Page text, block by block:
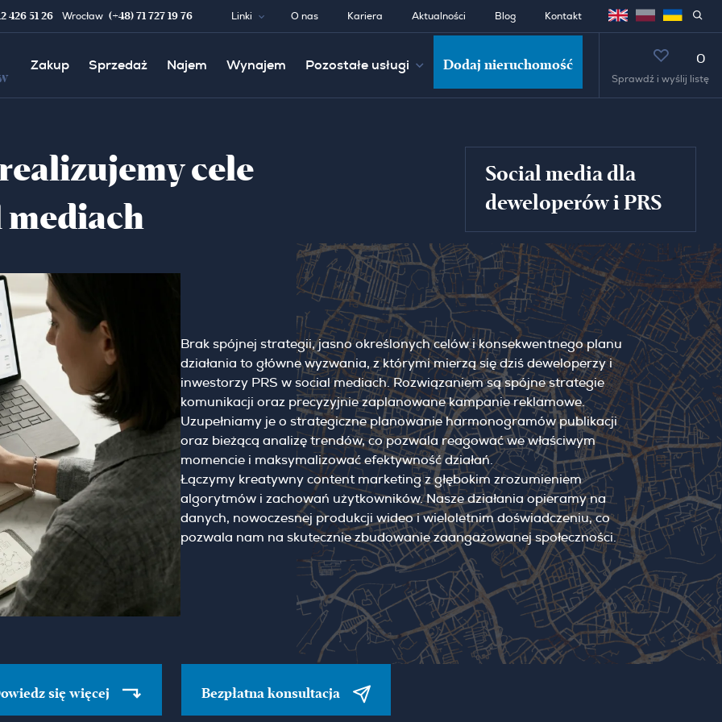
426 51 26 Wrocław (+48) 71 727 19 76 Linki O nas Kariera Aktualności Blog Kontakt
Zakup Sprzedaż Najem Wynajem Pozostałe usługi Dodaj nieruchomość 0
Sprawdź i wyślij listę
cele
mediach
Social media dla
deweloperów i PRS
Brak spójnej strategii, jasno określonych celów i konsekwentnego planu
działania to główne wyzwania, z którymi mierzą się dziś deweloperzy i
inwestorzy PRS w social mediach. Rozwiązaniem są spójne strategie
komunikacji oraz precyzyjnie zaplanowane kampanie reklamowe.
Uzupełniamy je o strategiczne planowanie harmonogramów publikacji
oraz bieżącą analizę trendów, co pozwala reagować we właściwym
momencie i maksymalizować efektywność działań.
Łączymy kreatywny content marketing z głębokim zrozumieniem
algorytmów i zachowań użytkowników. Nasze działania opieramy na
danych, nowoczesnej produkcji wideo i wieloletnim doświadczeniu, co
pozwala nam na skutecznie zbudowanie zaangażowanej społeczności.
się więcej Bezpłatna konsultacja